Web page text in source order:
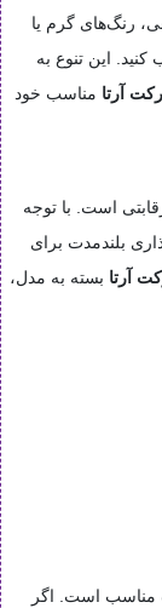
رنگ‌های گرم یا
این تنوع به
آرتا مناسب خود
است. با توجه
بلندمدت برای
آرتا بسته به مدل،
مناسب است. اگر